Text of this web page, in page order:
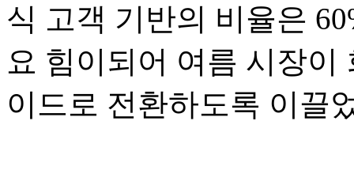
식 고객 기반의 비율은
요 힘이되어 여름 시장
이드로 전환하도록 이끌